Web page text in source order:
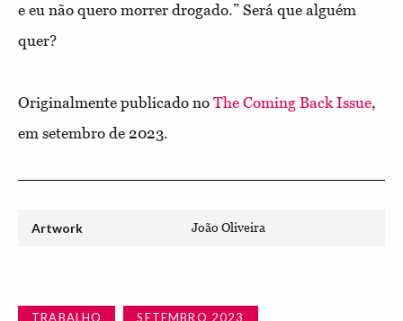
e eu não quero morrer drogado.” Será que alguém
quer?
Originalmente publicado no The Coming Back Issue,
em setembro de 2023.
Artwork João Oliveira
TRABALHO
SETEMBRO 2023